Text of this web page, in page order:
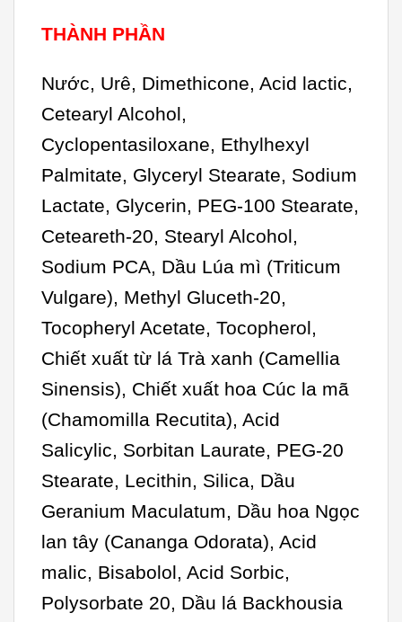
THÀNH PHẦN
Nước, Urê, Dimethicone, Acid lactic,
Cetearyl Alcohol,
Cyclopentasiloxane, Ethylhexyl
Palmitate, Glyceryl Stearate, Sodium
Lactate, Glycerin, PEG-100 Stearate,
Ceteareth-20, Stearyl Alcohol,
Sodium PCA, Dầu Lúa mì (Triticum
Vulgare), Methyl Gluceth-20,
Tocopheryl Acetate, Tocopherol,
Chiết xuất từ ​​lá Trà xanh (Camellia
Sinensis), Chiết xuất hoa Cúc la mã
(Chamomilla Recutita), Acid
Salicylic, Sorbitan Laurate, PEG-20
Stearate, Lecithin, Silica, Dầu
Geranium Maculatum, Dầu hoa Ngọc
lan tây (Cananga Odorata), Acid
malic, Bisabolol, Acid Sorbic,
Polysorbate 20, Dầu lá Backhousia